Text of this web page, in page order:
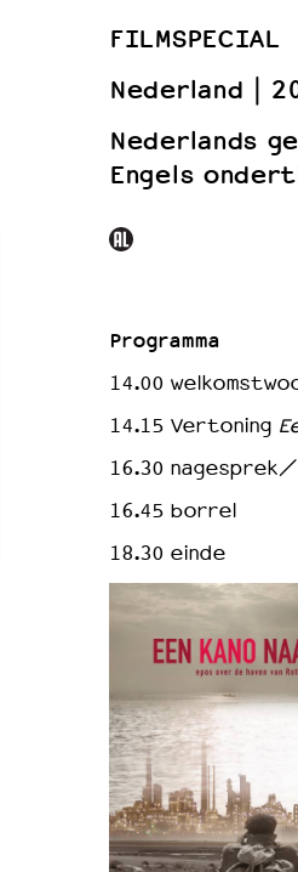
FILMSPECIAL
Nederland
Nederlands
Engels
Programma
14.00
14.15 Vertoning
16.30 nagesprek/
16.45 borrel
18.30 einde